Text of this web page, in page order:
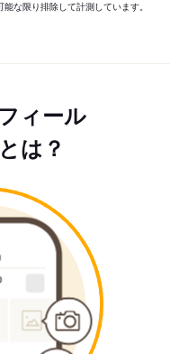
な限り排除して計測しています。
ィール
は？